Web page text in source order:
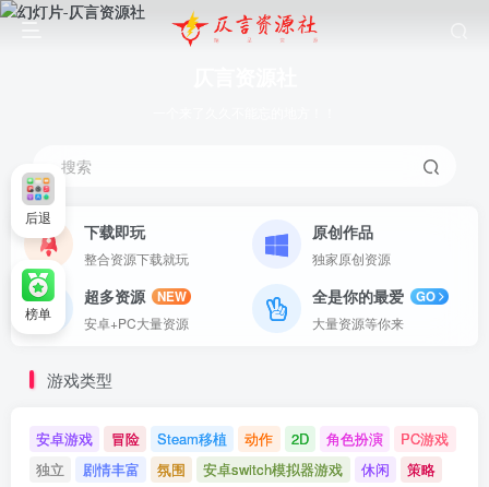
搜索
下载即玩
整合资源下载就玩
原创作品
独家原创资源
超多资源
NEW
安卓+PC大量资源
全是你的最爱
GO
大量资源等你来
游戏类型
安卓游戏 冒险 Steam移植 动作 2D 角色扮演
PC游戏
独立
剧情丰富 氛围 安卓switch模拟器游戏 休闲
策略
后退
榜单